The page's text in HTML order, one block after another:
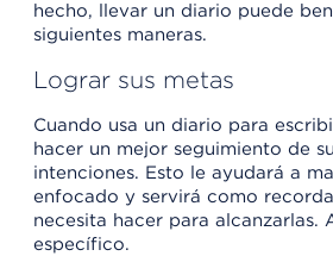
hecho, llevar un diario puede
siguientes maneras.
Lograr sus metas
Cuando usa un diario para
hacer un mejor seguimiento de
intenciones. Esto le ayudará a
enfocado y servirá como
necesita hacer para alcanzarlas.
específico.